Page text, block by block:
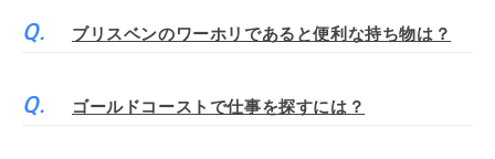
ブリスベンのワーホリであると便利な持ち物は？
ゴールドコーストで仕事を探すには？